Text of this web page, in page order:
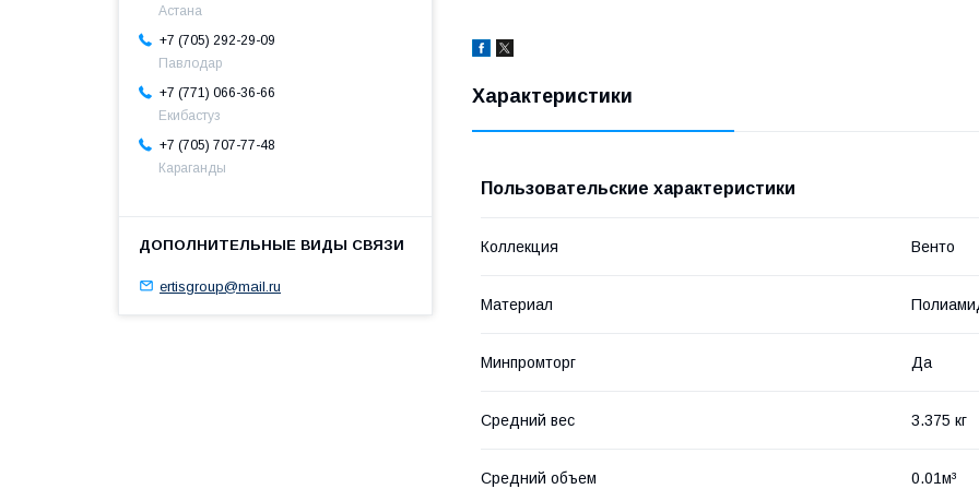
Характеристики
Пользовательские характеристики
Коллекция Венто
Материал
Минпромторг Да
Средний вес 3.375 кг
Средний объем 0.01м³
Астана
+7 (705) 292-29-09
Павлодар
+7 (771) 066-36-66
Екибастуз
+7 (705) 707-77-48
Караганды
ertisgroup@mail.ru